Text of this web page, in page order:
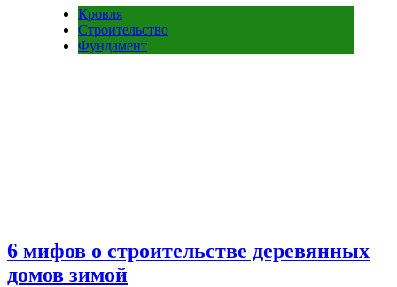
Кровля
Строительство
Фундамент
6 мифов о строительстве деревянных
домов зимой